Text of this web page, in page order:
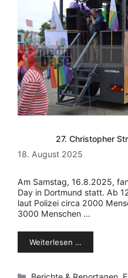
27. Christopher
18. August 2025
Am Samstag, 16.8.2025,
Day in Dortmund statt. Ab
laut Polizei circa 2000
3000 Menschen …
Weiterlesen …
Kategorien